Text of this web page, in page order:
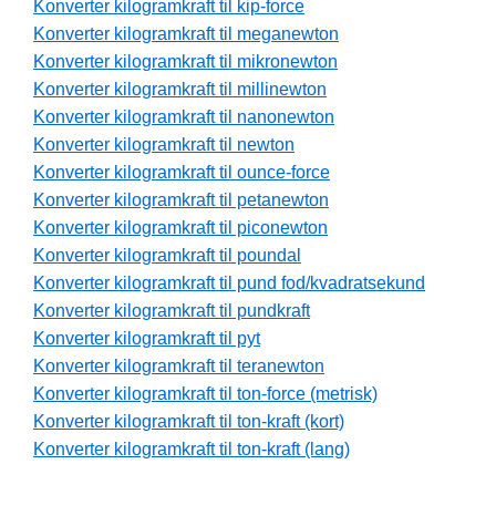
Konverter kilogramkraft til kip-force
Konverter kilogramkraft til meganewton
Konverter kilogramkraft til mikronewton
Konverter kilogramkraft til millinewton
Konverter kilogramkraft til nanonewton
Konverter kilogramkraft til newton
Konverter kilogramkraft til ounce-force
Konverter kilogramkraft til petanewton
Konverter kilogramkraft til piconewton
Konverter kilogramkraft til poundal
Konverter kilogramkraft til pund fod/kvadratsekund
Konverter kilogramkraft til pundkraft
Konverter kilogramkraft til pyt
Konverter kilogramkraft til teranewton
Konverter kilogramkraft til ton-force (metrisk)
Konverter kilogramkraft til ton-kraft (kort)
Konverter kilogramkraft til ton-kraft (lang)